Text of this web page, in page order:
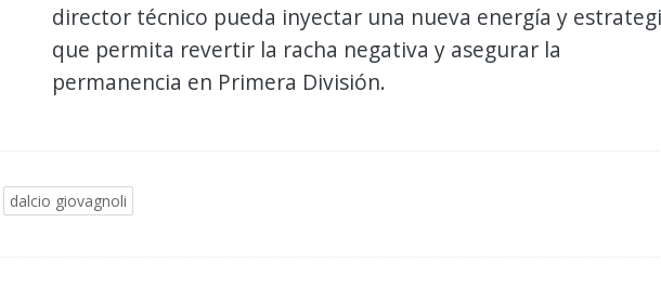
director técnico pueda inyectar una nueva energía y
que permita revertir la racha negativa y asegurar la
permanencia en Primera División.
dalcio giovagnoli